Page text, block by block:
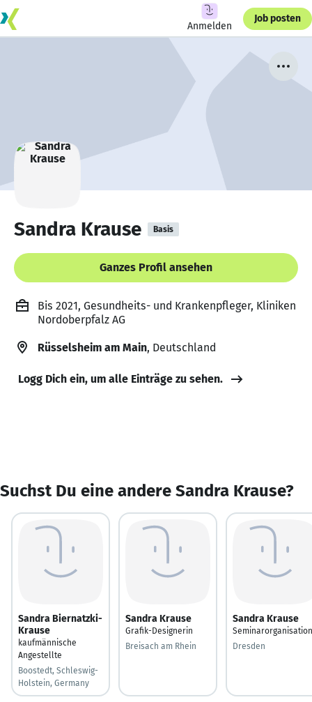
Anmelden
Job posten
Sandra Krause Basis
Ganzes Profil ansehen
Bis 2021, Gesundheits- und Krankenpfleger, Kliniken
Nordoberpfalz AG
Rüsselsheim am Main, Deutschland
Logg Dich ein, um alle Einträge zu sehen.
Suchst Du eine andere Sandra Krause?
Sandra Biernatzki-
Krause
kaufmännische
Angestellte
Boostedt, Schleswig-
Holstein, Germany
Sandra Krause
Grafik-Designerin
Breisach am Rhein
Sandra Krause
Seminarorganisation
Dresden